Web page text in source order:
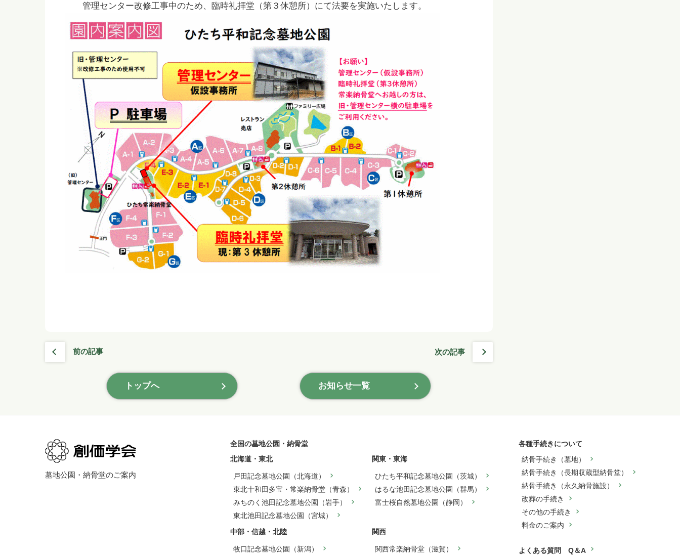
管理センター改修工事中のため、臨時礼拝堂（第３休憩所）にて法要を実施いたします。
前の記事 次の記事
トップへ お知らせ一覧
墓地公園・納骨堂のご案内
全国の墓地公園・納骨堂
北海道・東北
戸田記念墓地公園（北海道）
東北十和田多宝・常楽納骨堂（青森）
みちのく池田記念墓地公園（岩手）
東北池田記念墓地公園（宮城）
関東・東海
ひたち平和記念墓地公園（茨城）
はるな池田記念墓地公園（群馬）
富士桜自然墓地公園（静岡）
中部・信越・北陸
牧口記念墓地公園（新潟）
関西
関西常楽納骨堂（滋賀）
各種手続きについて
納骨手続き（墓地）
納骨手続き（長期収蔵型納骨堂）
納骨手続き（永久納骨施設）
改葬の手続き
その他の手続き
料金のご案内
よくある質問 Q＆A